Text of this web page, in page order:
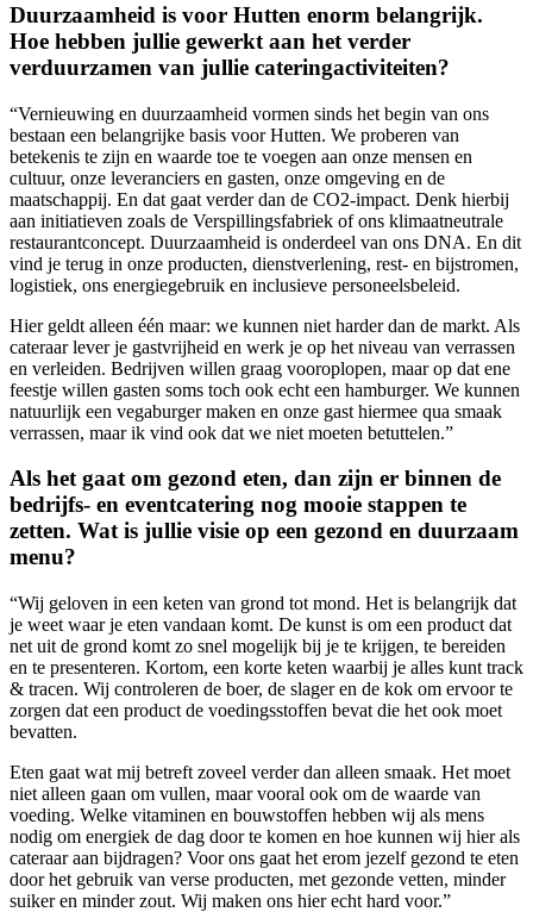
Duurzaamheid is voor Hutten enorm belangrijk.
Hoe hebben jullie gewerkt aan het verder
verduurzamen van jullie cateringactiviteiten?
“Vernieuwing en duurzaamheid vormen sinds het begin van ons
bestaan een belangrijke basis voor Hutten. We proberen van
betekenis te zijn en waarde toe te voegen aan onze mensen en
cultuur, onze leveranciers en gasten, onze omgeving en de
maatschappij. En dat gaat verder dan de CO2-impact. Denk hierbij
aan initiatieven zoals de Verspillingsfabriek of ons klimaatneutrale
restaurantconcept. Duurzaamheid is onderdeel van ons DNA. En dit
vind je terug in onze producten, dienstverlening, rest- en bijstromen,
logistiek, ons energiegebruik en inclusieve personeelsbeleid.
Hier geldt alleen één maar: we kunnen niet harder dan de markt. Als
cateraar lever je gastvrijheid en werk je op het niveau van verrassen
en verleiden. Bedrijven willen graag vooroplopen, maar op dat ene
feestje willen gasten soms toch ook echt een hamburger. We kunnen
natuurlijk een vegaburger maken en onze gast hiermee qua smaak
verrassen, maar ik vind ook dat we niet moeten betuttelen.”
Als het gaat om gezond eten, dan zijn er binnen de
bedrijfs- en eventcatering nog mooie stappen te
zetten. Wat is jullie visie op een gezond en duurzaam
menu?
“Wij geloven in een keten van grond tot mond. Het is belangrijk dat
je weet waar je eten vandaan komt. De kunst is om een product dat
net uit de grond komt zo snel mogelijk bij je te krijgen, te bereiden
en te presenteren. Kortom, een korte keten waarbij je alles kunt track
& tracen. Wij controleren de boer, de slager en de kok om ervoor te
zorgen dat een product de voedingsstoffen bevat die het ook moet
bevatten.
Eten gaat wat mij betreft zoveel verder dan alleen smaak. Het moet
niet alleen gaan om vullen, maar vooral ook om de waarde van
voeding. Welke vitaminen en bouwstoffen hebben wij als mens
nodig om energiek de dag door te komen en hoe kunnen wij hier als
cateraar aan bijdragen? Voor ons gaat het erom jezelf gezond te eten
door het gebruik van verse producten, met gezonde vetten, minder
suiker en minder zout. Wij maken ons hier echt hard voor.”